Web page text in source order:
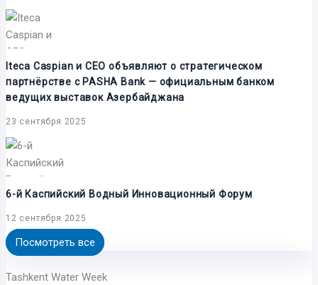
Iteca Caspian и CEO объявляют о стратегическом
партнёрстве с PASHA Bank — официальным банком
ведущих выставок Азербайджана
23 сентября 2025
6-й Каспийский Водный Инновационный Форум
12 сентября 2025
Посмотреть все
Tashkent Water Week